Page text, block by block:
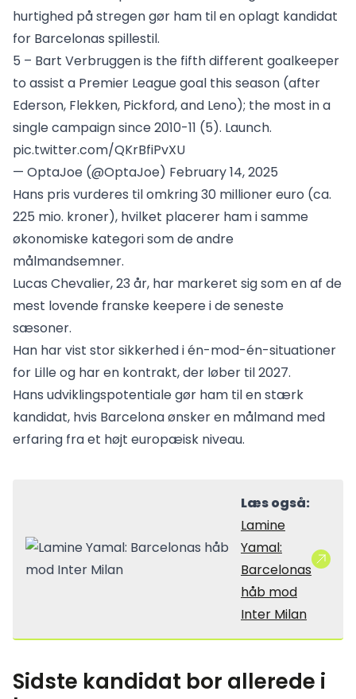
hurtighed på stregen gør ham til en oplagt kandidat
for Barcelonas spillestil.
5 – Bart Verbruggen is the fifth different goalkeeper
to assist a Premier League goal this season (after
Ederson, Flekken, Pickford, and Leno); the most in a
single campaign since 2010-11 (5). Launch.
pic.twitter.com/QKrBfiPvXU
— OptaJoe (@OptaJoe) February 14, 2025
Hans pris vurderes til omkring 30 millioner euro (ca.
225 mio. kroner), hvilket placerer ham i samme
økonomiske kategori som de andre
målmandsemner.
Lucas Chevalier, 23 år, har markeret sig som en af de
mest lovende franske keepere i de seneste
sæsoner.
Han har vist stor sikkerhed i én-mod-én-situationer
for Lille og har en kontrakt, der løber til 2027.
Hans udviklingspotentiale gør ham til en stærk
kandidat, hvis Barcelona ønsker en målmand med
erfaring fra et højt europæisk niveau.
Læs også:
Lamine
Yamal:
Barcelonas
håb mod
Inter Milan
Sidste kandidat bor allerede i